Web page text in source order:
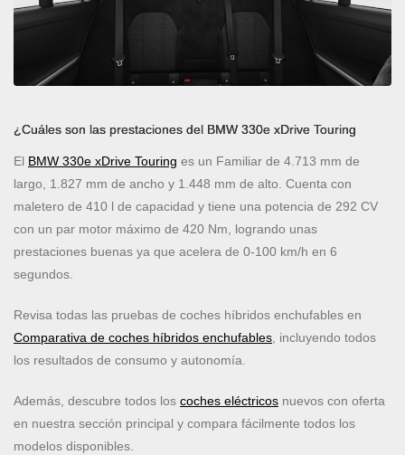
¿Cuáles son las prestaciones del BMW 330e xDrive Touring
El BMW 330e xDrive Touring es un Familiar de 4.713 mm de
largo, 1.827 mm de ancho y 1.448 mm de alto. Cuenta con
maletero de 410 l de capacidad y tiene una potencia de 292 CV
con un par motor máximo de 420 Nm, logrando unas
prestaciones buenas ya que acelera de 0-100 km/h en 6
segundos.
Revisa todas las pruebas de coches híbridos enchufables en
Comparativa de coches híbridos enchufables, incluyendo todos
los resultados de consumo y autonomía.
Además, descubre todos los coches eléctricos nuevos con oferta
en nuestra sección principal y compara fácilmente todos los
modelos disponibles.